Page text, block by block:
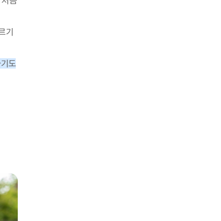
기
도